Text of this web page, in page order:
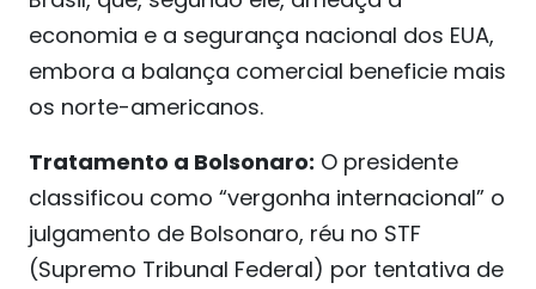
economia e a segurança nacional dos EUA,
embora a balança comercial beneficie mais
os norte-americanos.
Tratamento a Bolsonaro: O presidente
classificou como “vergonha internacional” o
julgamento de Bolsonaro, réu no STF
(Supremo Tribunal Federal) por tentativa de